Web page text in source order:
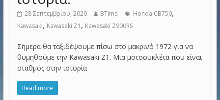
28 Σεπτεμβρίου, 2020 BTime Honda CB750,
Kawasaki, Kawasaki Z1 , Kawasaki Z900RS
Σήμερα θα ταξιδέψουμε πίσω στο μακρινό 1972 για να
θυμηθούμε την Kawasaki Z1. Μια μοτοσυκλέτα που είναι
σταθμός στην ιστορία
Read more